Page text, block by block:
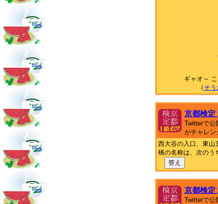
ギャオ～
（ そ
京都検定
Twitterで公
がチャレン
西大谷の入口、東山
橋の名称は、次のう
答え
京都検定
Twitterで公